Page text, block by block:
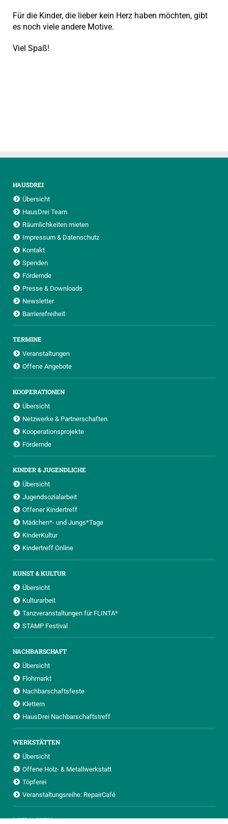
Für die Kinder, die lieber kein Herz haben möchten, gibt
es noch viele andere Motive.
Viel Spaß!
HAUSDREI
Übersicht
HausDrei Team
Räumlichkeiten mieten
Impressum & Datenschutz
Kontakt
Spenden
Fördernde
Presse & Downloads
Newsletter
Barrierefreiheit
TERMINE
Veranstaltungen
Offene Angebote
KOOPERATIONEN
Übersicht
Netzwerke & Partnerschaften
Kooperationsprojekte
Fördernde
KINDER & JUGENDLICHE
Übersicht
Jugendsozialarbeit
Offener Kindertreff
Mädchen*- und Jungs*Tage
KinderKultur
Kindertreff Online
KUNST & KULTUR
Übersicht
Kulturarbeit
Tanzveranstaltungen für FLINTA*
STAMP Festival
NACHBARSCHAFT
Übersicht
Flohmarkt
Nachbarschaftsfeste
Klettern
HausDrei Nachbarschaftstreff
WERKSTÄTTEN
Übersicht
Offene Holz- & Metallwerkstatt
Töpferei
Veranstaltungsreihe: RepairCafé
MITMACHEN